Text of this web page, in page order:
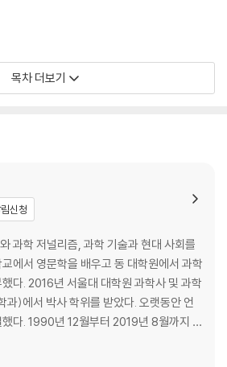
학적, 군사적, 정치적 측면
리오?
오의 확장
‘정치적 고려’
보 상황’ 대 ‘투명성’
성
의 목록
목차 더보기
신청
과학 저널리즘, 과학 기술과 현대 사회를
에서 영문학을 배우고 동 대학원에서 과학
다. 2016년 서울대 대학원 과학사 및 과학
과)에서 박사 학위를 받았다. 오랫동안 언
다. 1990년 12월부터 2019년 8월까지 한
담당 기자로 일했다. 2009년부터 8년 동
언스온( scienceon.hani.co.kr)’을 운영